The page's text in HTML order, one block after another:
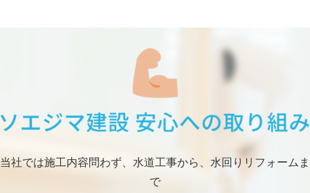
当社では施工内容問わず、水道工事から、水回りリフォームま
で